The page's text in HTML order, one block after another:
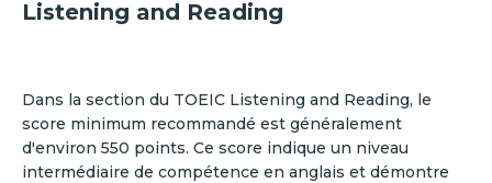
Listening and Reading
Dans la section du TOEIC Listening and Reading, le
score minimum recommandé est généralement
d'environ 550 points. Ce score indique un niveau
intermédiaire de compétence en anglais et démontre